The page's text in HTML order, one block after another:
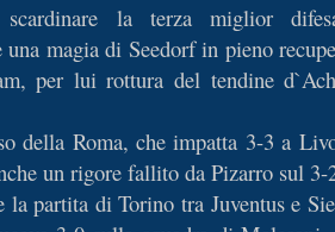
la terza miglior
una magia di Seedorf in pieno
per lui rottura del tendine
della Roma, che impatta 3-3 a
un rigore fallito da Pizarro sul 3-
la partita di Torino tra Juventus e